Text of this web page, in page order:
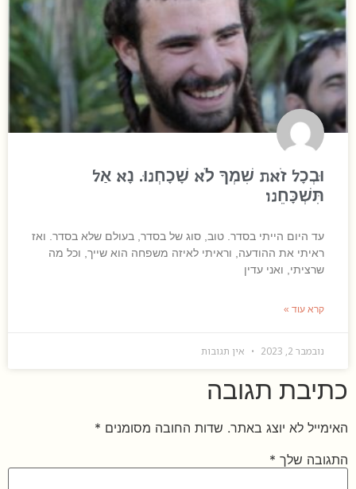
וּבְכָל זֹאת שִׁמְךָ לֹא שָׁכָחְנוּ. נָא אַל
תִּשְׁכָּחֵנו
עד היום הייתי בסדר. טוב, סוג של בסדר, בעולם שלא בסדר. ואז
ראיתי את ההודעה, וראיתי לאיזה משפחה הוא שייך, וכל מה
שרציתי, ואני עדין
קרא עוד »
נובמבר 2, 2023 אין תגובות
כתיבת תגובה
האימייל לא יוצג באתר. שדות החובה מסומנים *
התגובה שלך *